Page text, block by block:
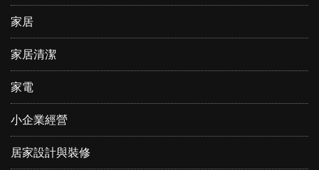
家居
家居清潔
家電
小企業經營
居家設計與裝修